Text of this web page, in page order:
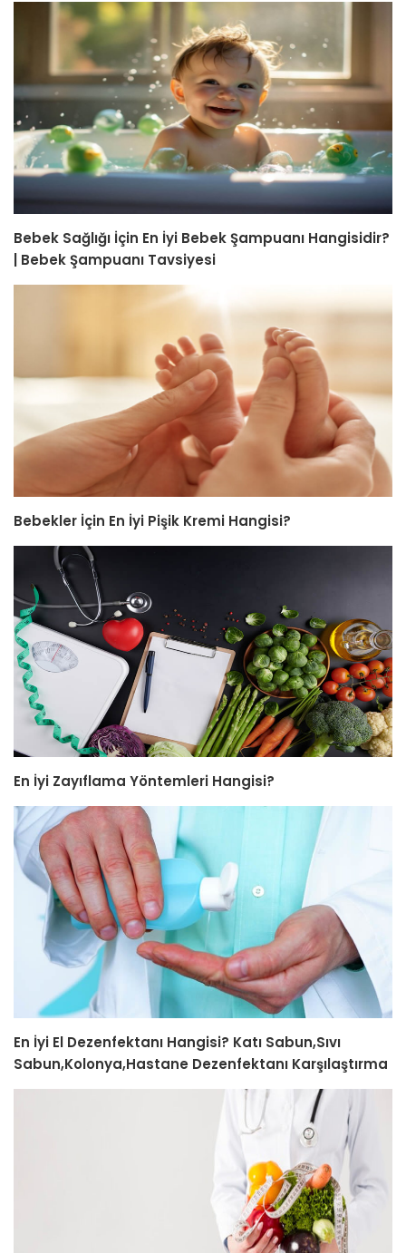
Bebek Sağlığı İçin En İyi Bebek Şampuanı Hangisidir?
| Bebek Şampuanı Tavsiyesi
Bebekler İçin En İyi Pişik Kremi Hangisi?
En İyi Zayıflama Yöntemleri Hangisi?
En İyi El Dezenfektanı Hangisi? Katı Sabun,Sıvı
Sabun,Kolonya,Hastane Dezenfektanı Karşılaştırma